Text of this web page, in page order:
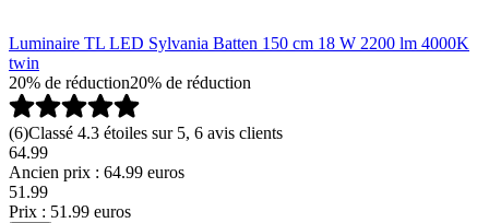
Luminaire TL LED Sylvania Batten 150 cm 18 W 2200 lm 4000K
twin
20% de réduction20% de réduction
(6)Classé 4.3 étoiles sur 5, 6 avis clients
64.99
Ancien prix : 64.99 euros
51 .99
Prix : 51.99 euros